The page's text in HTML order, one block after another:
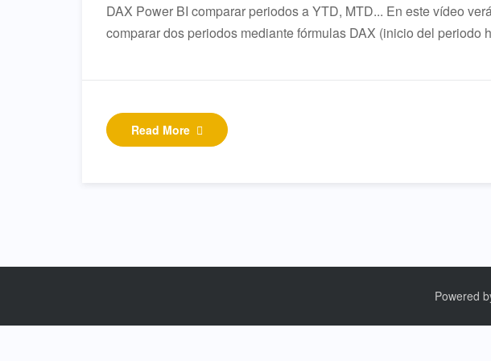
DAX Power BI comparar periodos a YTD, MTD... En este vídeo
comparar dos periodos mediante fórmulas DAX (inicio del periodo
Read More
Powered